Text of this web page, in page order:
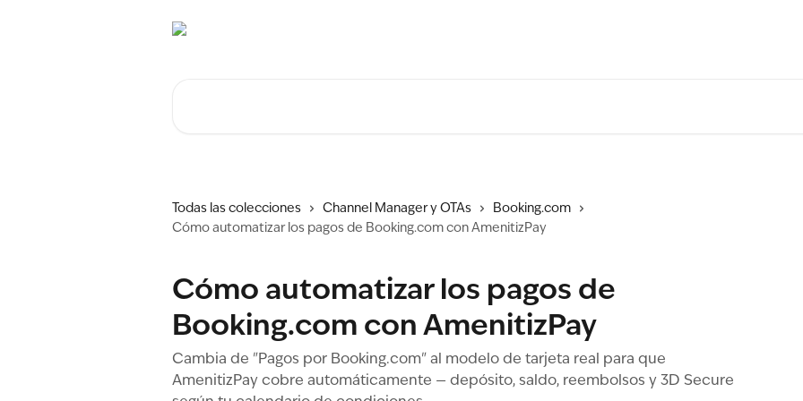
Todas las colecciones Channel Manager y OTAs
Booking.com
Cómo automatizar los pagos de Booking.com con AmenitizPay
Cómo automatizar los pagos de
Booking.com con AmenitizPay
Cambia de "Pagos por Booking.com" al modelo de tarjeta real para que
AmenitizPay cobre automáticamente — depósito, saldo, reembolsos y 3D Secure